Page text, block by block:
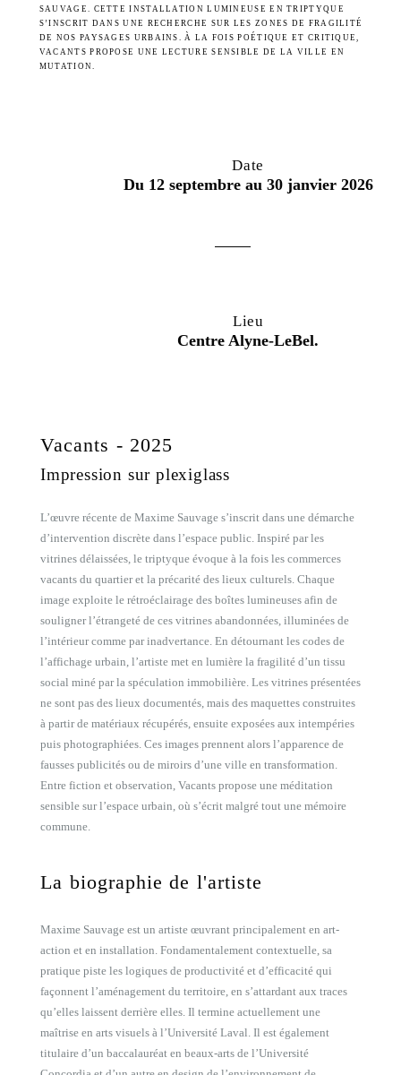
SAUVAGE. CETTE INSTALLATION LUMINEUSE EN TRIPTYQUE
S’INSCRIT DANS UNE RECHERCHE SUR LES ZONES DE FRAGILITÉ
DE NOS PAYSAGES URBAINS. À LA FOIS POÉTIQUE ET CRITIQUE,
VACANTS PROPOSE UNE LECTURE SENSIBLE DE LA VILLE EN
MUTATION.
Date
Du 12 septembre au 30 janvier 2026
Lieu
Centre Alyne-LeBel.
Vacants - 2025
Impression sur plexiglass
L’œuvre récente de Maxime Sauvage s’inscrit dans une démarche
d’intervention discrète dans l’espace public. Inspiré par les
vitrines délaissées, le triptyque évoque à la fois les commerces
vacants du quartier et la précarité des lieux culturels. Chaque
image exploite le rétroéclairage des boîtes lumineuses afin de
souligner l’étrangeté de ces vitrines abandonnées, illuminées de
l’intérieur comme par inadvertance. En détournant les codes de
l’affichage urbain, l’artiste met en lumière la fragilité d’un tissu
social miné par la spéculation immobilière. Les vitrines présentées
ne sont pas des lieux documentés, mais des maquettes construites
à partir de matériaux récupérés, ensuite exposées aux intempéries
puis photographiées. Ces images prennent alors l’apparence de
fausses publicités ou de miroirs d’une ville en transformation.
Entre fiction et observation, Vacants propose une méditation
sensible sur l’espace urbain, où s’écrit malgré tout une mémoire
commune.
La biographie de l'artiste
Maxime Sauvage est un artiste œuvrant principalement en art-
action et en installation. Fondamentalement contextuelle, sa
pratique piste les logiques de productivité et d’efficacité qui
façonnent l’aménagement du territoire, en s’attardant aux traces
qu’elles laissent derrière elles. Il termine actuellement une
maîtrise en arts visuels à l’Université Laval. Il est également
titulaire d’un baccalauréat en beaux-arts de l’Université